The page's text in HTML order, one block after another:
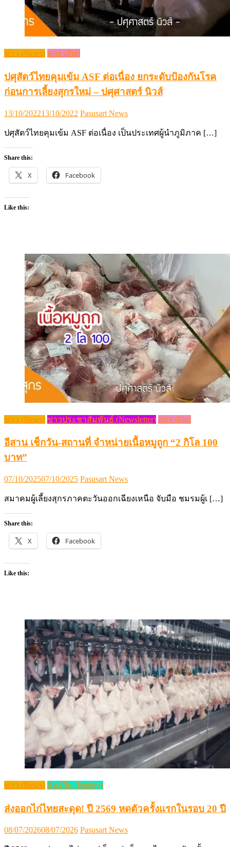
ข่าว (News) สุกร (Pig)
ปศุสัตว์ไทยคุมเข้ม ASF ต่อเนื่อง ยกระดับป้องกันโรค
ก่อนการเลี้ยงสุกรใหม่ – ปศุศาสตร์ นิวส์
Posted
13/10/202213/10/2022 Author
Pasusart News
ปศุสัตว์ไทยคุมเข้ม ASF ต่อเนื่อง เป็นประเทศผู้นำภูมิภาค […]
Share this:
X Facebook
Like this:
ข่าว (News) ข่าวประชาสัมพันธ์ (Newsletter) สุกร (Pig)
อีสาน เช็กวัน-สถานที่ จำหน่ายเนื้อหมูถูก “2 กิโล 100
บาท”
Posted
07/10/202507/10/2025 Author
Pasusart News
สมาคมผู้เลี้ยงสุกรภาคตะวันออกเฉียงเหนือ จับมือ ชมรมผู้เ […]
Share this:
X Facebook
Like this:
ข่าว (News) สัตว์ปีก (Poultry)
ส่งออกไก่ไทยสะดุด! ปี 2569 หดตัวครั้งแรกในรอบ 20 ปี
Posted
08/07/202608/07/2026 Author
Pasusart News